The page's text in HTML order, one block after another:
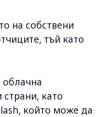
на собствени
тъй като
като
който може да